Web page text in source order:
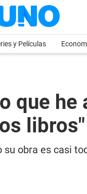
y Películas
que
libros"
obra es casi